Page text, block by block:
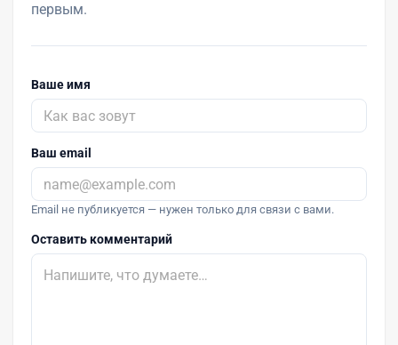
первым.
Ваше имя
Ваш email
Email не публикуется — нужен только для связи с вами.
Оставить комментарий